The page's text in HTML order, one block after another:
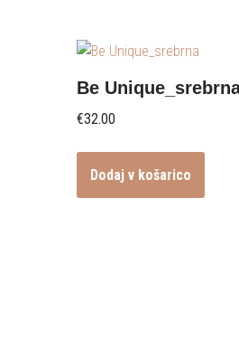
Be
€32.00
Dodaj v košarico